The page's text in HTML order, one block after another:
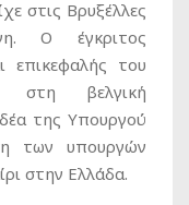
στις Βρυξέλλες
Ο έγκριτος
επικεφαλής του
στη βελγική
της Υπουργού
των υπουργών
στην Ελλάδα.